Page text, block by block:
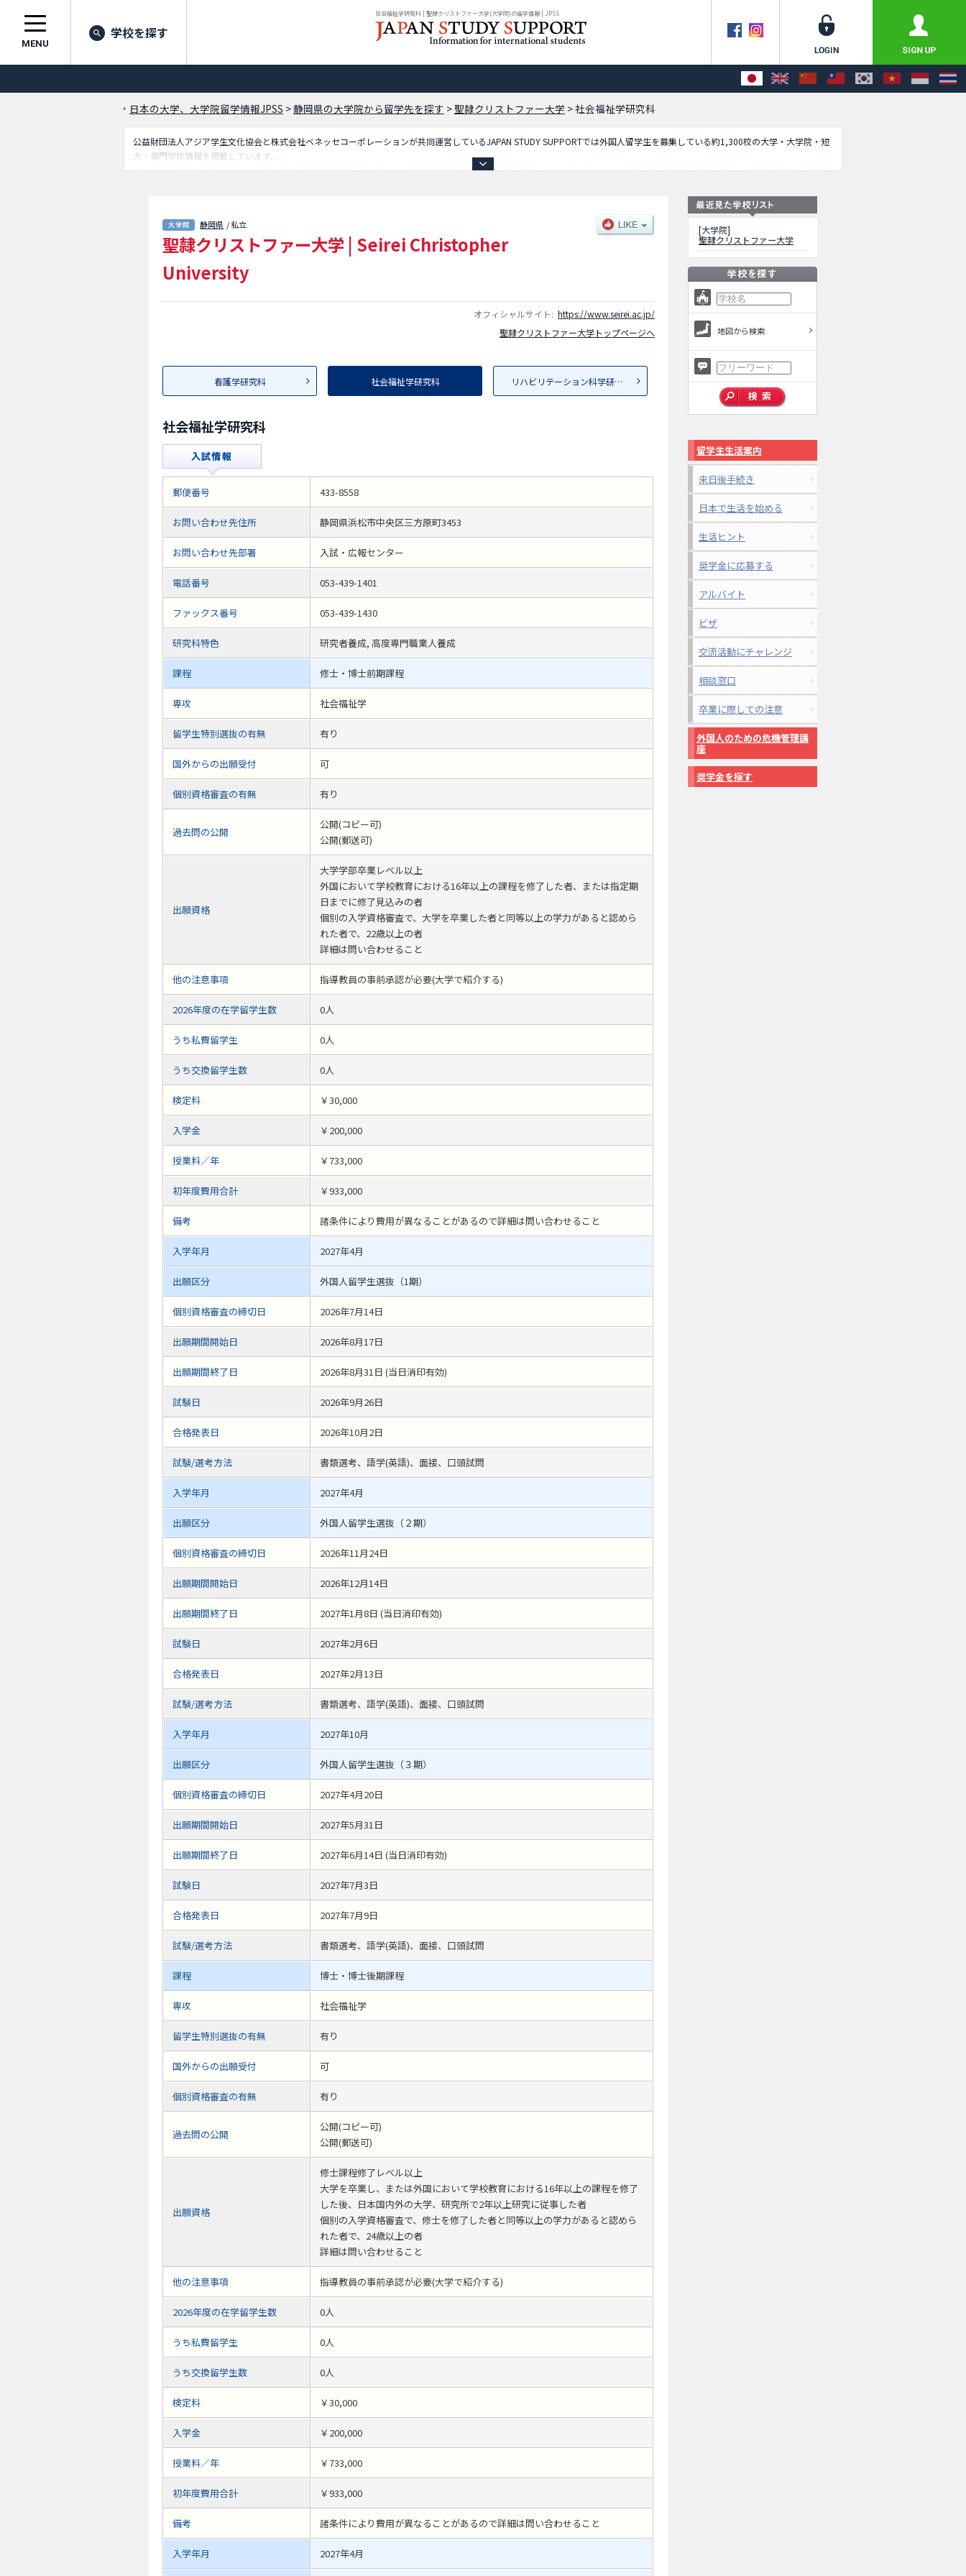
社会福祉学研究科 | 聖隷クリストファー大学(大学院)の留学情報 | JPSS
MENU
学校を探す
日本の大学、大学院留学情報JPSS >静岡県の大学院から留学先を探す >聖隷クリストファー大学 >社会福祉学研究科
公益財団法人アジア学生文化協会と株式会社ベネッセコーポレーションが共同運営しているJAPAN STUDY SUPPORTでは外国人留学生を募集している約1,300校の大学・大学院・短
大・専門学校情報を掲載しています。
こちらでは聖隷クリストファー大学に関する詳細情報を記載しており、看護学研究科や社会福祉学研究科やリハビリテーション科学研究科等、研究科別情報や、募集定員や合格者数
静岡県 / 私立
聖隷クリストファー大学 | Seirei Christopher
University
オフィシャルサイト: https://www.seirei.ac.jp/
聖隷クリストファー大学トップページへ
看護学研究科 社会福祉学研究科 リハビリテーション科学研究科
社会福祉学研究科
郵便番号 433-8558
お問い合わせ先住所 静岡県浜松市中央区三方原町3453
お問い合わせ先部署 入試・広報センター
電話番号 053-439-1401
ファックス番号 053-439-1430
研究科特色 研究者養成, 高度専門職業人養成
課程 修士・博士前期課程
専攻 社会福祉学
留学生特別選抜の有無 有り
国外からの出願受付 可
個別資格審査の有無 有り
過去問の公開
公開(コピー可)
公開(郵送可)
出願資格
大学学部卒業レベル以上
外国において学校教育における16年以上の課程を修了した者、または指定期
日までに修了見込みの者
個別の入学資格審査で、大学を卒業した者と同等以上の学力があると認めら
れた者で、22歳以上の者
詳細は問い合わせること
他の注意事項 指導教員の事前承認が必要(大学で紹介する)
2026年度の在学留学生数 0人
うち私費留学生 0人
うち交換留学生数 0人
検定料 ￥30,000
入学金 ￥200,000
授業料／年 ￥733,000
初年度費用合計 ￥933,000
備考 諸条件により費用が異なることがあるので詳細は問い合わせること
入学年月 2027年4月
出願区分 外国人留学生選抜（1期）
個別資格審査の締切日 2026年7月14日
出願期間開始日 2026年8月17日
出願期間終了日 2026年8月31日 (当日消印有効)
試験日 2026年9月26日
合格発表日 2026年10月2日
試験/選考方法 書類選考、語学(英語)、面接、口頭試問
入学年月 2027年4月
出願区分 外国人留学生選抜（２期）
個別資格審査の締切日 2026年11月24日
出願期間開始日 2026年12月14日
出願期間終了日 2027年1月8日 (当日消印有効)
試験日 2027年2月6日
合格発表日 2027年2月13日
試験/選考方法 書類選考、語学(英語)、面接、口頭試問
入学年月 2027年10月
出願区分 外国人留学生選抜（３期）
個別資格審査の締切日 2027年4月20日
出願期間開始日 2027年5月31日
出願期間終了日 2027年6月14日 (当日消印有効)
試験日 2027年7月3日
合格発表日 2027年7月9日
試験/選考方法 書類選考、語学(英語)、面接、口頭試問
課程 博士・博士後期課程
専攻 社会福祉学
留学生特別選抜の有無 有り
国外からの出願受付 可
個別資格審査の有無 有り
過去問の公開
公開(コピー可)
公開(郵送可)
出願資格
修士課程修了レベル以上
大学を卒業し、または外国において学校教育における16年以上の課程を修了
した後、日本国内外の大学、研究所で2年以上研究に従事した者
個別の入学資格審査で、修士を修了した者と同等以上の学力があると認めら
れた者で、24歳以上の者
詳細は問い合わせること
他の注意事項 指導教員の事前承認が必要(大学で紹介する)
2026年度の在学留学生数 0人
うち私費留学生 0人
うち交換留学生数 0人
検定料 ￥30,000
入学金 ￥200,000
授業料／年 ￥733,000
初年度費用合計 ￥933,000
備考 諸条件により費用が異なることがあるので詳細は問い合わせること
入学年月 2027年4月
[大学院]
聖隷クリストファー大学
地図から検索
留学生生活案内
来日後手続き
日本で生活を始める
生活ヒント
奨学金に応募する
アルバイト
ビザ
交流活動にチャレンジ
相談窓口
卒業に際しての注意
外国人のための危機管理講
座
奨学金を探す